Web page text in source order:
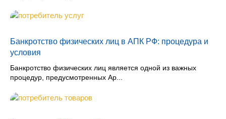
Банкротство физических лиц в АПК РФ: процедура и
условия
Банкротство физических лиц является одной из важных
процедур, предусмотренных Ар...